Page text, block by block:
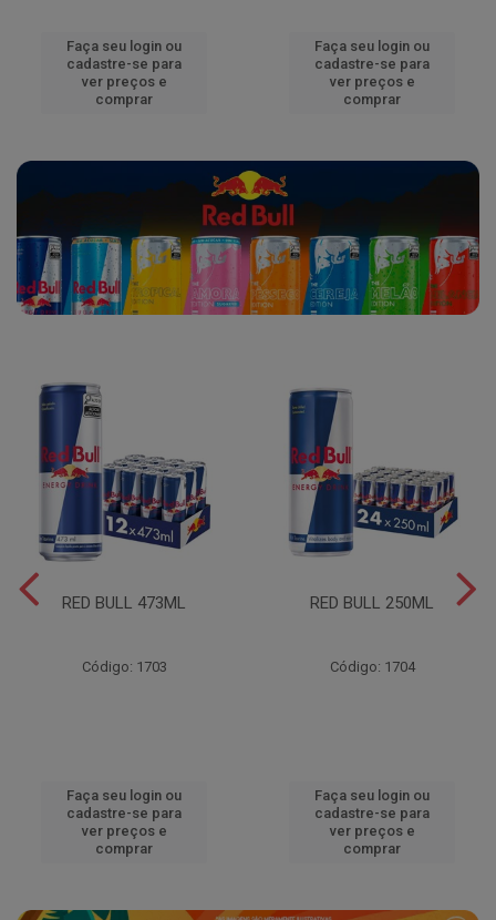
Faça seu login ou
cadastre-se para
ver preços e
comprar
Faça seu login ou
cadastre-se para
ver preços e
comprar
RED BULL 473ML
Código: 1703
Faça seu login ou
cadastre-se para
ver preços e
comprar
RED BULL 250ML
Código: 1704
Faça seu login ou
cadastre-se para
ver preços e
comprar